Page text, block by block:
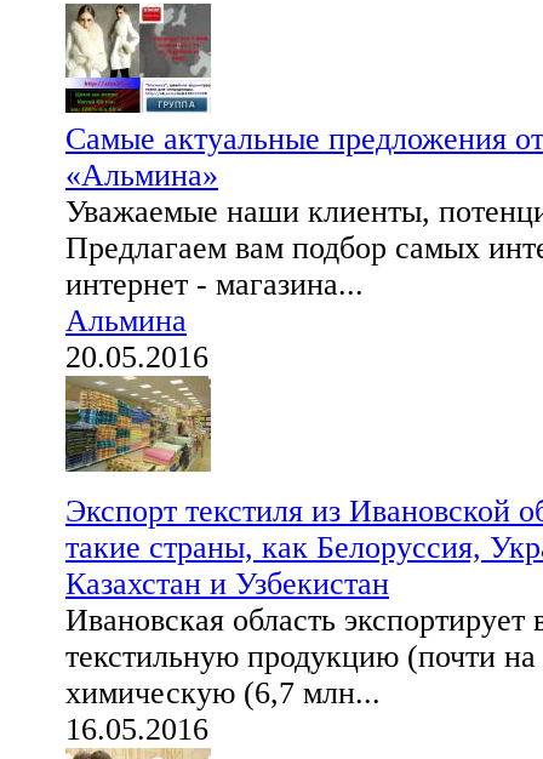
Самые актуальные предложения
«Альмина»
Уважаемые наши клиенты,
Предлагаем вам подбор самых
интернет - магазина...
Альмина
20.05.2016
Экспорт текстиля из Ивановской
такие страны, как Белоруссия,
Казахстан и Узбекистан
Ивановская область экспортирует
текстильную продукцию (почти
химическую (6,7 млн...
16.05.2016